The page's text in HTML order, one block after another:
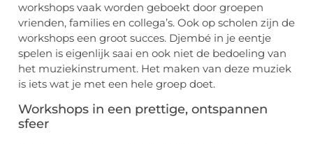
workshops vaak worden geboekt door groepen
vrienden, families en collega’s. Ook op scholen zijn de
workshops een groot succes. Djembé in je eentje
spelen is eigenlijk saai en ook niet de bedoeling van
het muziekinstrument. Het maken van deze muziek
is iets wat je met een hele groep doet.
Workshops in een prettige, ontspannen
sfeer